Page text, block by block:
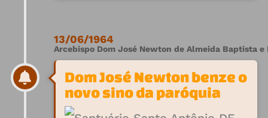
13/06/1964
Arcebispo Dom José Newton de Almeida Baptista
Dom José Newton benze o
novo sino da paróquia